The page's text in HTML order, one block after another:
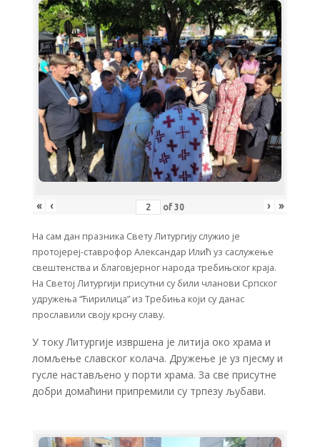
« ‹ of 30 › »
На сам дан празника Свету Литургију служио је
протојереј-ставрофор Александар Илић уз саслужење
свештенства и благовјерног народа требињског краја.
На Светој Литургији присутни су били чланови Српског
удружења “Ћирилица” из Требиња који су данас
прославили своју крсну славу.
У току Литургије извршена је литија око храма и
ломљење славског колача. Дружење је уз пјесму и
гусле настављено у порти храма. За све присутне
добри домаћини припремили су трпезу љубави.